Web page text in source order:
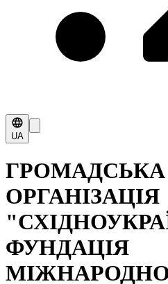
UA
ГРОМАДСЬКА
ОРГАНІЗАЦІЯ
ФУНДАЦІЯ